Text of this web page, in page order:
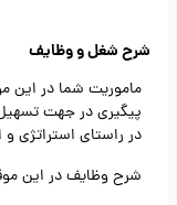
شرح شغل و وظایف
ماموریت شما در این
پیگیری در جهت
در راستای استراتژی
شرح وظایف در این